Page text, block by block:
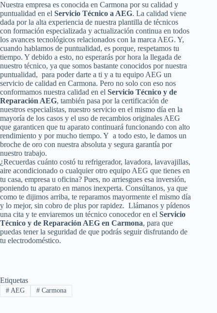
Nuestra empresa es conocida en Carmona por su calidad y
puntualidad en el Servicio Técnico a AEG. La calidad viene
dada por la alta experiencia de nuestra plantilla de técnicos
con formación especializada y actualización continua en todos
los avances tecnológicos relacionados con la marca AEG. Y,
cuando hablamos de puntualidad, es porque, respetamos tu
tiempo. Y debido a esto, no esperarás por hora la llegada de
nuestro técnico, ya que somos bastante conocidos por nuestra
puntualidad, para poder darte a ti y a tu equipo AEG un
servicio de calidad en Carmona. Pero no solo con eso nos
conformamos nuestra calidad en el Servicio Técnico y de
Reparación AEG, también pasa por la certificación de
nuestros especialistas, nuestro servicio en el mismo día en la
mayoría de los casos y el uso de recambios originales AEG
que garanticen que tu aparato continuará funcionando con alto
rendimiento y por mucho tiempo. Y a todo esto, le damos un
broche de oro con nuestra absoluta y segura garantía por
nuestro trabajo.
¿Recuerdas cuánto costó tu refrigerador, lavadora, lavavajillas,
aire acondicionado o cualquier otro equipo AEG que tienes en
tu casa, empresa u oficina? Pues, no arriesgues esa inversión,
poniendo tu aparato en manos inexperta. Consúltanos, ya que
como te dijimos arriba, te reparamos mayormente el mismo día
y lo mejor, sin cobro de plus por rapidez. Llámanos y pídenos
una cita y te enviaremos un técnico conocedor en el Servicio
Técnico y de Reparación AEG en Carmona, para que
puedas tener la seguridad de que podrás seguir disfrutando de
tu electrodoméstico.
Etiquetas
#AEG #Carmona